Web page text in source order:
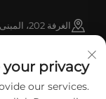
+86-18925142858
your privacy
our services.